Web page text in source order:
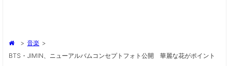
> 音楽 >
BTS・JIMIN、ニューアルバムコンセプトフォト公開 華麗な花がポイント